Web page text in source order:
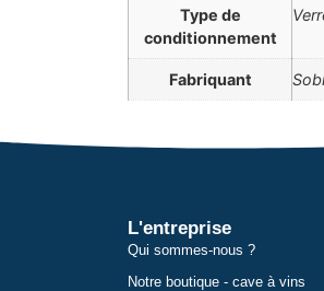
Type de
conditionnement
Fabriquant
L'entreprise
Qui sommes-nous ?
Notre boutique - cave à vins